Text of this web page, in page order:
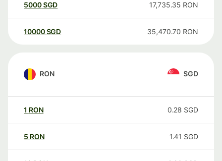
5000SGD 17,735.35 RON
10000 SGD 35,470.70 RON
RON SGD
1 RON 0.28 SGD
5 RON 1.41 SGD